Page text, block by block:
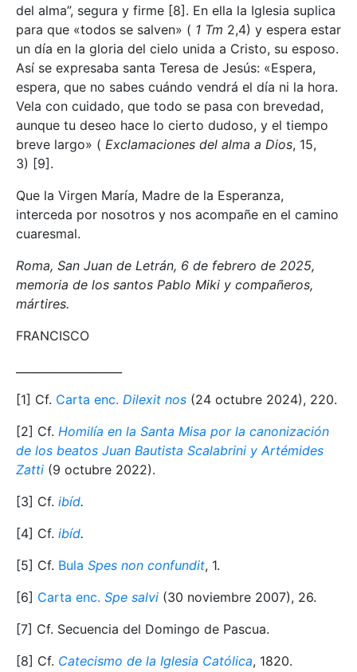
del alma”, segura y firme [8]. En ella la Iglesia suplica
para que «todos se salven» ( 1 Tm 2,4) y espera estar
un día en la gloria del cielo unida a Cristo, su esposo.
Así se expresaba santa Teresa de Jesús: «Espera,
espera, que no sabes cuándo vendrá el día ni la hora.
Vela con cuidado, que todo se pasa con brevedad,
aunque tu deseo hace lo cierto dudoso, y el tiempo
breve largo» ( Exclamaciones del alma a Dios, 15,
3) [9].
Que la Virgen María, Madre de la Esperanza,
interceda por nosotros y nos acompañe en el camino
cuaresmal.
Roma, San Juan de Letrán, 6 de febrero de 2025,
memoria de los santos Pablo Miki y compañeros,
mártires.
FRANCISCO
[1] Cf. Carta enc. Dilexit nos (24 octubre 2024), 220.
[2] Cf. Homilía en la Santa Misa por la canonización
de los beatos Juan Bautista Scalabrini y Artémides
Zatti (9 octubre 2022).
[3] Cf. ibíd.
[4] Cf. ibíd.
[5] Cf. Bula Spes non confundit, 1.
[6] Carta enc. Spe salvi (30 noviembre 2007), 26.
[7] Cf. Secuencia del Domingo de Pascua.
[8] Cf. Catecismo de la Iglesia Católica, 1820.